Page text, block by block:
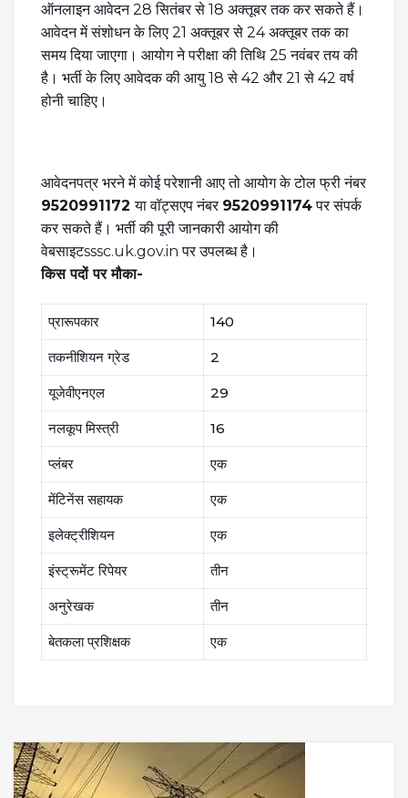
ऑनलाइन आवेदन 28 सितंबर से 18 अक्तूबर तक कर सकते हैं।
आवेदन में संशोधन के लिए 21 अक्तूबर से 24 अक्तूबर तक का
समय दिया जाएगा। आयोग ने परीक्षा की तिथि 25 नवंबर तय की
है। भर्ती के लिए आवेदक की आयु 18 से 42 और 21 से 42 वर्ष
होनी चाहिए।
आवेदनपत्र भरने में कोई परेशानी आए तो आयोग के टोल फ्री नंबर
9520991172या वॉट्सएप नंबर 9520991174पर संपर्क
कर सकते हैं। भर्ती की पूरी जानकारी आयोग की
वेबसाइटsssc.uk.gov.inपर उपलब्ध है।
किस पदों पर मौका-
प्रारूपकार 140
तकनीशियन ग्रेड 2
यूजेवीएनएल 29
नलकूप मिस्त्री 16
प्लंबर एक
मेंटिनेंस सहायक एक
इलेक्ट्रीशियन एक
इंस्ट्रूमेंट रिपेयर तीन
अनुरेखक तीन
बेतकला प्रशिक्षक एक